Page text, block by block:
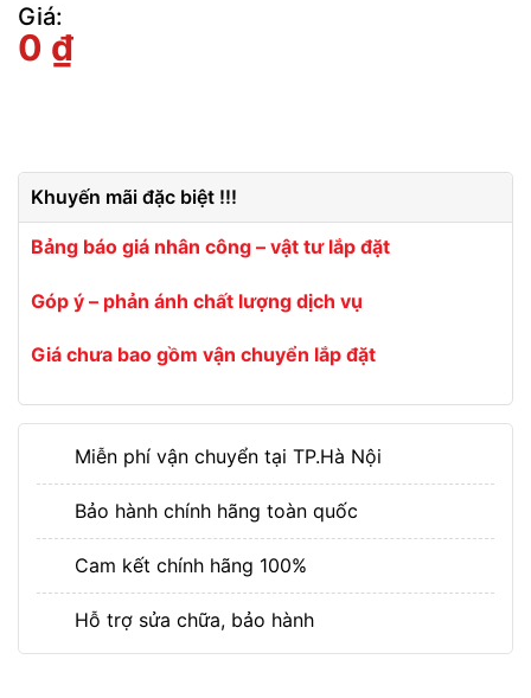
Giá:
0 ₫
Khuyến mãi đặc biệt !!!
Bảng báo giá nhân công – vật tư lắp đặt
Góp ý – phản ánh chất lượng dịch vụ
Giá chưa bao gồm vận chuyển lắp đặt
Miễn phí vận chuyển tại TP.Hà Nội
Bảo hành chính hãng toàn quốc
Cam kết chính hãng 100%
Hỗ trợ sửa chữa, bảo hành